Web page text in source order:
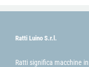
Ratti Luino S.r.l.
Ratti significa macchine